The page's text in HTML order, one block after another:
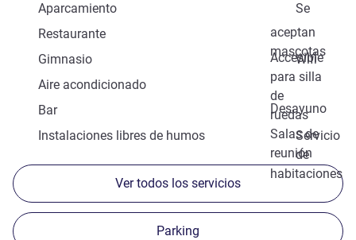
Aparcamiento
Se
aceptan
mascotas
Restaurante
Accesible
para silla
de
ruedas
Gimnasio
Wifi
Aire acondicionado
Desayuno
Bar
Salas de
reunión
Instalaciones libres de humos
Servicio
de
habitaciones
Ver todos los servicios
Parking